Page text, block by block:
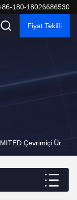
180-18026686530
Fiyat Teklifi